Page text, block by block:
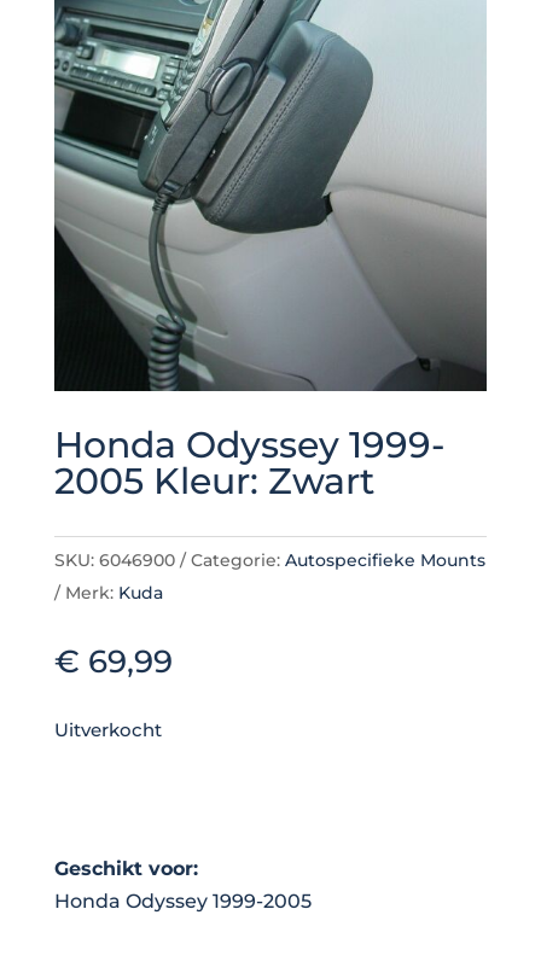
Honda Odyssey 1999-
2005 Kleur: Zwart
SKU: 6046900 Categorie: Autospecifieke Mounts
Merk: Kuda
€ 69,99
Uitverkocht
Geschikt voor:
Honda Odyssey 1999-2005